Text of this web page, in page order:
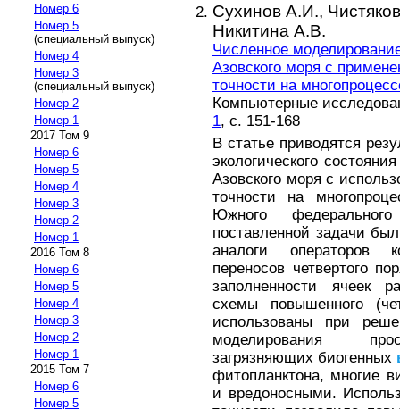
Номер 6
Номер 5
(специальный выпуск)
Номер 4
Номер 3
(специальный выпуск)
Номер 2
Номер 1
2017 Том 9
Номер 6
Номер 5
Номер 4
Номер 3
Номер 2
Номер 1
2016 Том 8
Номер 6
Номер 5
Номер 4
Номер 3
Номер 2
Номер 1
2015 Том 7
Номер 6
Номер 5
Сухинов А.И.,
Никитина А.В.
Численное
Азовского моря с
точности на
Компьютерные
1, с. 151-168
В статье приводятся
экологического
Азовского моря с
точности на
Южного
поставленной задачи
аналоги операторов
переносов четвертого
заполненности ячеек
схемы повышенного
использованы при
моделирования
загрязняющих биогенных
фитопланктона, многие
и вредоносными.